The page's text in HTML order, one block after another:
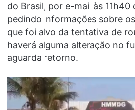
do Brasil, por e-mail às 11h40
pedindo informações sobre
que foi alvo da tentativa de
haverá alguma alteração no
aguarda retorno.